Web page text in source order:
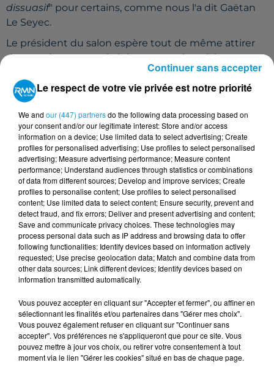
dissuasif" pour certains, comme nous l'a dit Gaëtan
Le Seyec.
Le président du salon espère tout de même attirer
du monde, pour venir échanger sur le métier
d'agriculteur, rencontrer les futures générations
d'agriculteurs qui remplaceront les futurs retraités du
secteur.
EcoutezGaëtan Le Seyec , qui nous dévoile le
programme du salon.
Gaëtan Le Seyec
Le respect de votre vie privée est notre priorité
We and our (447) partnersdo the following data processing based on
your consent and/or our legitimate interest: Store and/or access
information on a device; Use limited data to select advertising; Create
profiles for personalised advertising; Use profiles to select personalised
advertising; Measure advertising performance; Measure content
performance; Understand audiences through statistics or combinations
of data from different sources; Develop and improve services; Create
profiles to personalise content; Use profiles to select personalised
content; Use limited data to select content; Ensure security, prevent and
detect fraud, and fix errors; Deliver and present advertising and content;
Save and communicate privacy choices. These technologies may
process personal data such as IP address and browsing data to offer
following functionalities: Identify devices based on information actively
requested; Use precise geolocation data; Match and combine data from
other data sources; Link different devices; Identify devices based on
information transmitted automatically.
Vous pouvez accepter en cliquant sur "Accepter et fermer", ou affiner en
sélectionnant les finalités et/ou partenaires dans "Gérer mes choix".
Vous pouvez également refuser en cliquant sur "Continuer sans
accepter". Vos préférences ne s'appliqueront que pour ce site. Vous
pouvez mettre à jour vos choix, ou retirer votre consentement à tout
moment via le lien "Gérer les cookies" situé en bas de chaque page.
Continuer sans accepter